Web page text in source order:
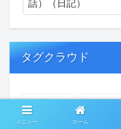
話）（日記）
タグクラウド
創作 おぎゃあ
ちょっと頭冷やそうか
メニュー ホーム